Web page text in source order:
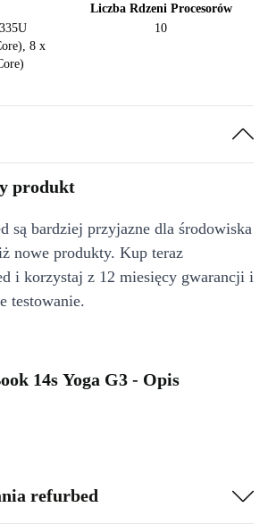
8 x
Liczba Rdzeni Procesorów
10
produkt
są bardziej przyjazne dla środowiska
nowe produkty. Kup teraz
i korzystaj z 12 miesięcy gwarancji i
testowanie.
14s Yoga G3 - Opis
refurbed